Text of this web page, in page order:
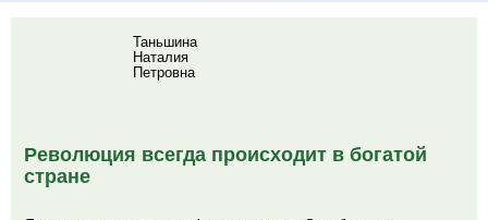
Таньшина
Наталия
Петровна
Революция всегда происходит в богатой
стране